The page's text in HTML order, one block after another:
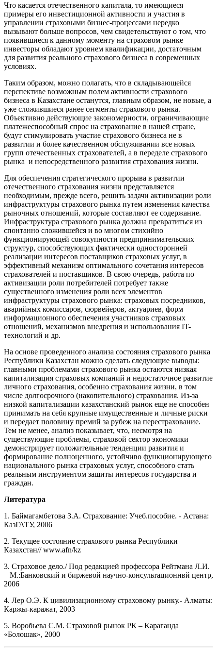
Что касается отечественного капитала, то имеющиеся
примеры его инвестиционной активности и участия в
управлении страховыми бизнес-процессами нередко
вызывают больше вопросов, чем свидетельствуют о том, что
появившиеся к данному моменту на страховом рынке
инвесторы обладают уровнем квалификации, достаточным
для развития реального страхового бизнеса в современных
условиях.
Таким образом, можно полагать, что в складывающейся
перспективе возможным полем активности страхового
бизнеса в Казахстане останутся, главным образом, не новые, а
уже сложившиеся ранее сегменты страхового рынка.
Объективно действующие закономерности, ограничивающие
платежеспособный спрос на страхование в нашей стране,
будут стимулировать участие страхового бизнеса не в
развитии и более качественном обслуживании все новых
групп отечественных страхователей, а в переделе страхового
рынка и непосредственного развития страхования жизни.
Для обеспечения стратегического прорыва в развитии
отечественного страхования жизни представляется
необходимым, прежде всего, решить задачи активизации роли
инфраструктуры страхового рынка путем изменения качества
рыночных отношений, которые составляют ее содержание.
Инфраструктура страхового рынка должна превратиться из
спонтанно сложившейся и во многом стихийно
функционирующей совокупности предпринимательских
структур, способствующих фактически односторонней
реализации интересов поставщиков страховых услуг, в
эффективный механизм оптимального сочетания интересов
страхователей и поставщиков. В свою очередь, работа по
активизации роли потребителей потребует также
существенного изменения роли всех элементов
инфраструктуры страхового рынка: страховых посредников,
аварийных комиссаров, сюрвейеров, актуариев, форм
информационного обеспечения участников страховых
отношений, механизмов внедрения и использования IT-
технологий и др.
На основе проведенного анализа состояния страхового рынка
Республики Казахстан можно сделать следующие выводы:
главными проблемами страхового рынка остаются низкая
капитализация страховых компаний и недостаточное развитие
личного страхования, особенно страхования жизни, в том
числе долгосрочного (накопительного) страхования. Из-за
низкой капитализации казахстанский рынок еще не способен
принимать на себя крупные имущественные и личные риски
и передает половину премий за рубеж на перестрахование.
Тем не менее, анализ показывает, что, несмотря на
существующие проблемы, страховой сектор экономики
демонстрирует положительные тенденции развития и
формирование полноценного, устойчиво функционирующего
национального рынка страховых услуг, способного стать
реальным инструментом защиты интересов государства и
граждан.
Литература
1. Баймагамбетова З.А. Страхование: Учеб.пособие. - Астана:
КазГАТУ, 2006
2. Текущее состояние страхового рынка Республики
Казахстан// www.afn/kz
3. Страховое дело./ Под редакцией профессора Рейтмана Л.И.
– М.:Банковский и биржевой научно-консультационнвй центр,
2006
4. Лер О.Э. К цивилизационному страховому рынку.- Алматы:
Каржы-каражат, 2003
5. Воробьева С.М. Страховой рынок РК – Караганда
«Болошак», 2000